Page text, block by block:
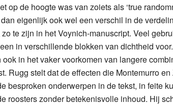
op de hoogte was van zoiets als ‘true
eigenlijk ook wel een verschil in de
te zijn in het Voynich-manuscript. Veel
in verschillende blokken van dichtheid
ook in het vaker voorkomen van langere
Rugg stelt dat de effecten die Montemurro
besproken onderwerpen in de tekst, in feite
roosters zonder betekenisvolle inhoud. Hij